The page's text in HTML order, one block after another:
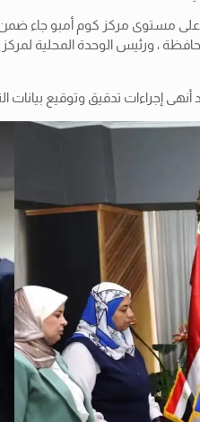
على مستوى مركز كوم أمبو جاء
، ورئيس الوحدة المحلية
تدقيق وتوقيع بيانات